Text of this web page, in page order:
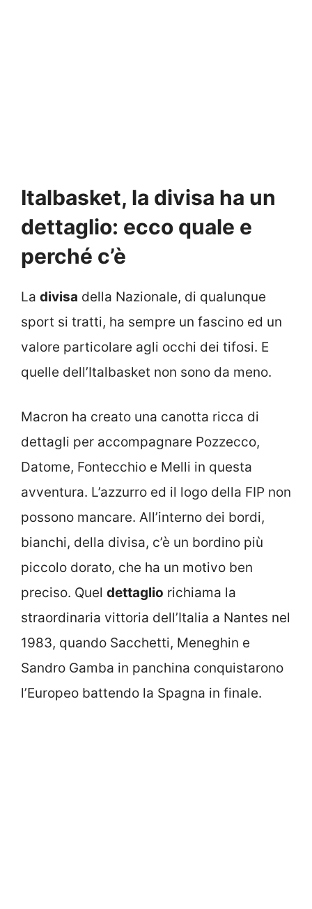
Italbasket, la divisa ha un
dettaglio: ecco quale e
perché c’è
La divisa della Nazionale, di qualunque
sport si tratti, ha sempre un fascino ed un
valore particolare agli occhi dei tifosi. E
quelle dell’Italbasket non sono da meno.
Macron ha creato una canotta ricca di
dettagli per accompagnare Pozzecco,
Datome, Fontecchio e Melli in questa
avventura. L’azzurro ed il logo della FIP non
possono mancare. All’interno dei bordi,
bianchi, della divisa, c’è un bordino più
piccolo dorato, che ha un motivo ben
preciso. Quel dettaglio richiama la
straordinaria vittoria dell’Italia a Nantes nel
1983, quando Sacchetti, Meneghin e
Sandro Gamba in panchina conquistarono
l’Europeo battendo la Spagna in finale.